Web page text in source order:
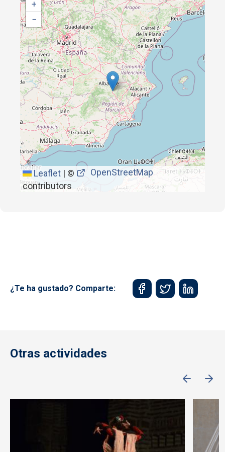
+
−
Leaflet | ©
OpenStreetMap
contributors
¿Te ha gustado? Comparte:
Otras actividades